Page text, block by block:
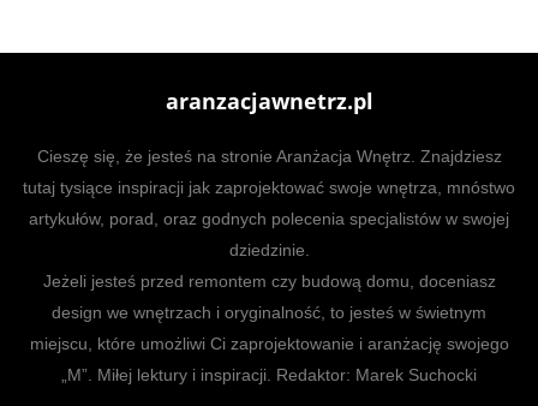
aranzacjawnetrz.pl
Cieszę się, że jesteś na stronie Aranżacja Wnętrz. Znajdziesz
tutaj tysiące inspiracji jak zaprojektować swoje wnętrza, mnóstwo
artykułów, porad, oraz godnych polecenia specjalistów w swojej
dziedzinie.
Jeżeli jesteś przed remontem czy budową domu, doceniasz
design we wnętrzach i oryginalność, to jesteś w świetnym
miejscu, które umożliwi Ci zaprojektowanie i aranżację swojego
„M”. Miłej lektury i inspiracji. Redaktor: Marek Suchocki